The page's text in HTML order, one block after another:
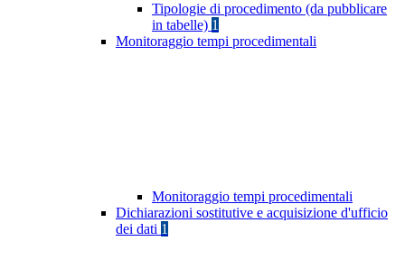
Tipologie di procedimento (da pubblicare
in tabelle) 1
Monitoraggio tempi procedimentali
Monitoraggio tempi procedimentali
Dichiarazioni sostitutive e acquisizione d'ufficio
dei dati 1